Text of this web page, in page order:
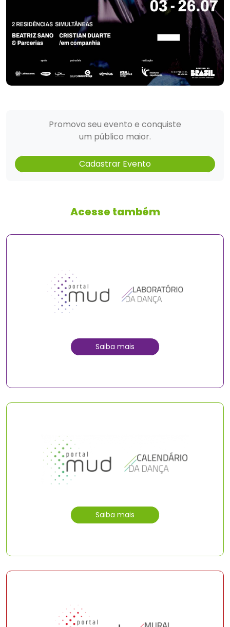
Promova seu evento e conquiste
um público maior.
Cadastrar Evento
Acesse também
Saiba mais
Saiba mais